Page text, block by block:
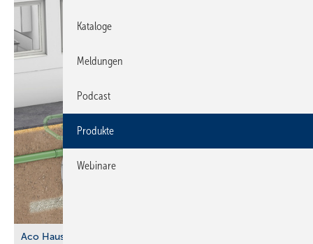
Aco Haustechnik
Kataloge
Meldungen
Podcast
Produkte
Webinare